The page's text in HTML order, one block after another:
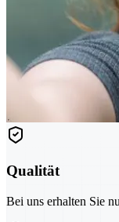
Qualität
Bei uns erhalten Sie